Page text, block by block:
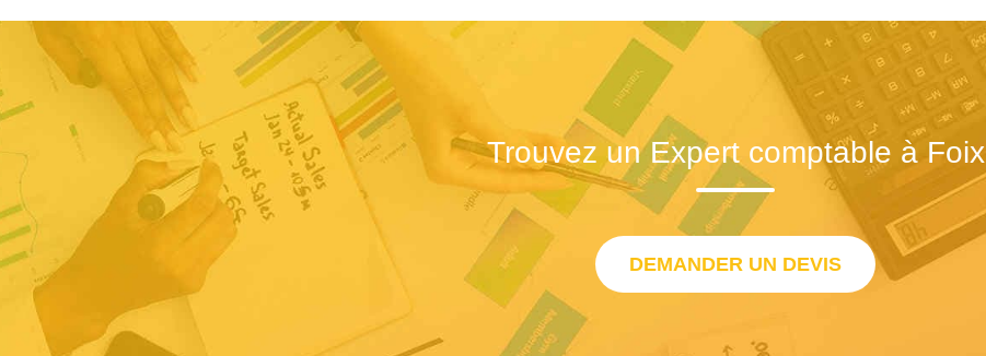
Trouvez un Expert comptable à Foix
DEMANDER UN DEVIS